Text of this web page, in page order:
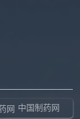
中国制药网